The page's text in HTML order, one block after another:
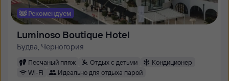
Рекомендуем
Luminoso Boutique Hotel
Будва, Черногория
Песчаный пляж Отдых с детьми
Кондиционер
Wi-Fi
Идеально для отдыха парой